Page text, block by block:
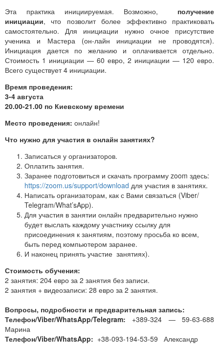
Эта практика инициируемая. Возможно, получение
инициации, что позволит более эффективно практиковать
самостоятельно. Для инициации нужно очное присутствие
ученика и Мастера (он-лайн инициации не проводятся).
Инициация дается по желанию и оплачивается отдельно.
Стоимость 1 инициации — 60 евро, 2 инициации — 120 евро.
Всего существует 4 инициации.
Время проведения:
3-4 августа
20.00-21.00 по Киевскому времени
Место проведения: онлайн!
Что нужно для участия в онлайн занятиях?
Записаться у организаторов.
Оплатить занятия.
Заранее подготовиться и скачать программу zoom здесь:
https://zoom.us/support/download для участия в занятиях.
Написать организаторам, как с Вами связаться (Viber/
Telegram/What’sApp).
Для участия в занятии онлайн предварительно нужно
будет выслать каждому участнику ссылку для
присоединения к занятиям, поэтому просьба ко всем,
быть перед компьютером заранее.
И наконец принять участие занятиях).
Стоимость обучения:
2 занятия: 204 евро за 2 занятия без записи.
2 занятия + видеозаписи: 28 евро за 2 занятия.
Вопросы, подробности и предварительная запись:
Телефон/Viber/WhatsApp/Telegram: +389-324 — 59-63-688
Марина
Телефон/Viber/WhatsApp: +38-093-194-53-59 Александр